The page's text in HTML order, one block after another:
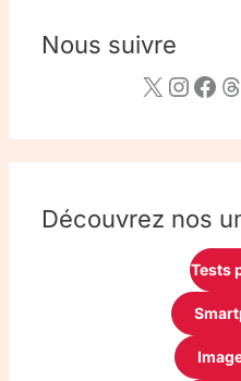
Nous suivre
Découvrez nos
Tests